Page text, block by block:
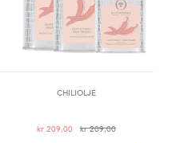
CHILIOLJE
kr 209,00 kr 209,00